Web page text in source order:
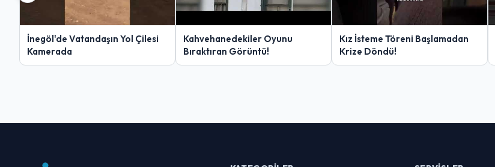
İnegöl'de Vatandaşın Yol Çilesi
Kamerada
Kahvehanedekiler Oyunu
Bıraktıran Görüntü!
Kız İsteme Töreni Başlamadan
Krize Döndü!